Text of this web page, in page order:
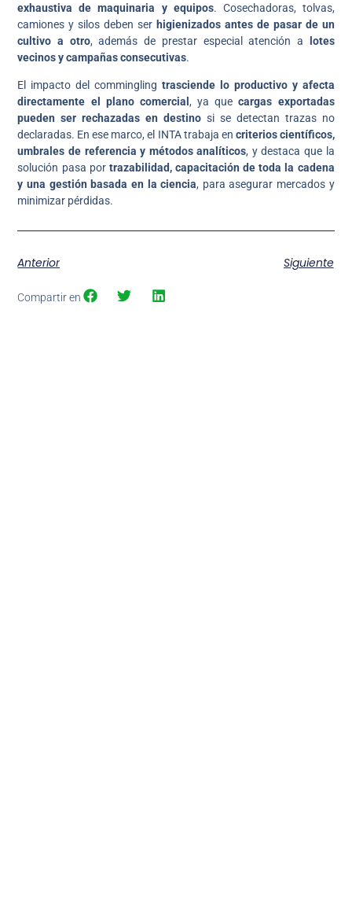
exhaustiva de maquinaria y equipos. Cosechadoras, tolvas,
camiones y silos deben ser higienizados antes de pasar de un
cultivo a otro, además de prestar especial atención a
lotes
vecinos y campañas consecutivas.
El impacto del commingling trasciende lo productivo y afecta
directamente el plano comercial , ya quecargas exportadas
pueden ser rechazadas en destino si se detectan trazas no
declaradas. En ese marco, el INTA trabaja en criterios científicos,
umbrales de referencia y métodos analíticos, y destaca que la
solución pasa por trazabilidad, capacitación de toda la cadena
y una gestión basada en la ciencia, para asegurar mercados y
minimizar pérdidas.
Anterior Siguiente
Compartir en